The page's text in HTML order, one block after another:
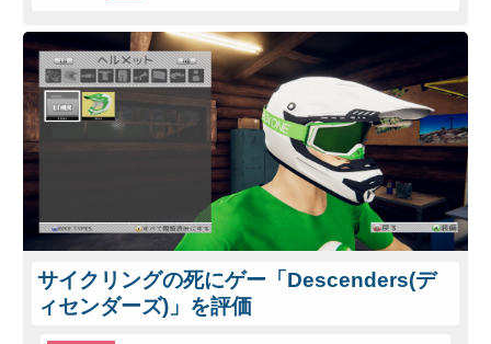
サイクリングの死にゲー「Descenders(デ
ィセンダーズ)」を評価